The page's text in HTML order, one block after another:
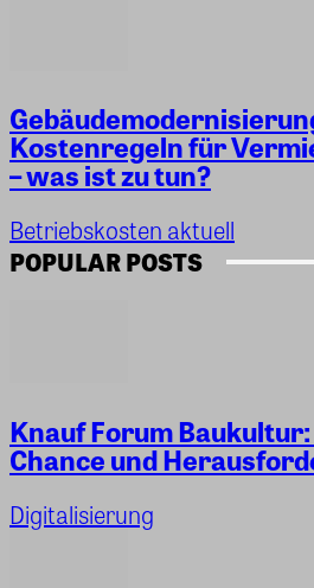
Kostenregeln für
– was ist zu tun?
Betriebskosten aktuell
POPULAR POSTS
Knauf Forum
Chance und
Digitalisierung